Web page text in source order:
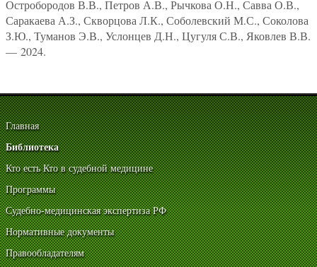
Остробородов В.В., Петров А.В., Рычкова О.Н., Савва О.В.,
Саракаева А.З., Скворцова Л.К., Соболевский М.С., Соколова
З.Ю., Туманов Э.В., Услонцев Д.Н., Цугуля С.В., Яковлев В.В.
— 2024.
Главная
Библиотека
Кто есть Кто в судебной медицине
Программы
Судебно-медицинская экспертиза РФ
Нормативные документы
Правообладателям